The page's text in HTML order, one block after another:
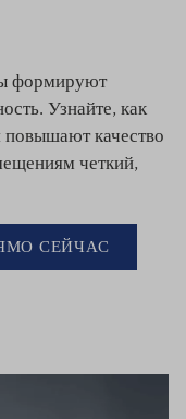
формируют
Узнайте, как
качество
четкий,
СЕЙЧАС